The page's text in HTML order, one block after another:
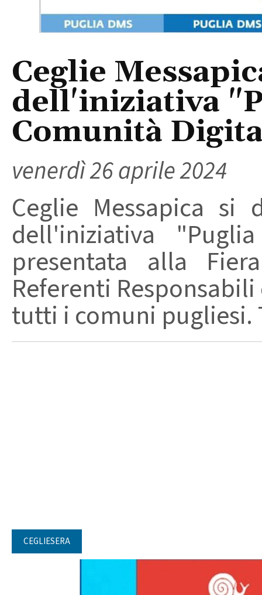
Ceglie
dell'iniziativa
Comunità
venerdì 26 aprile 2024
Ceglie Messapica
dell'iniziativa
presentata alla
Referenti
tutti i comuni pugliesi.
CEGLIESERA